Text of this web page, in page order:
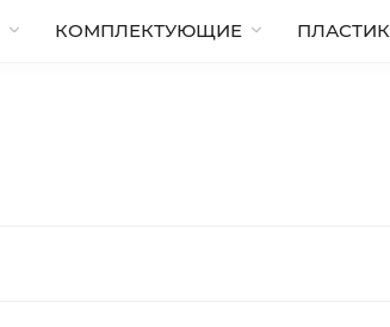
КОМПЛЕКТУЮЩИЕ ПЛАСТИК